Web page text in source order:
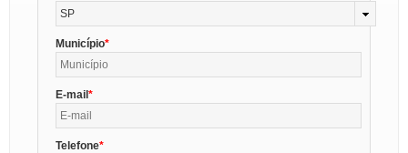
SP
Município
E-mail
Telefone